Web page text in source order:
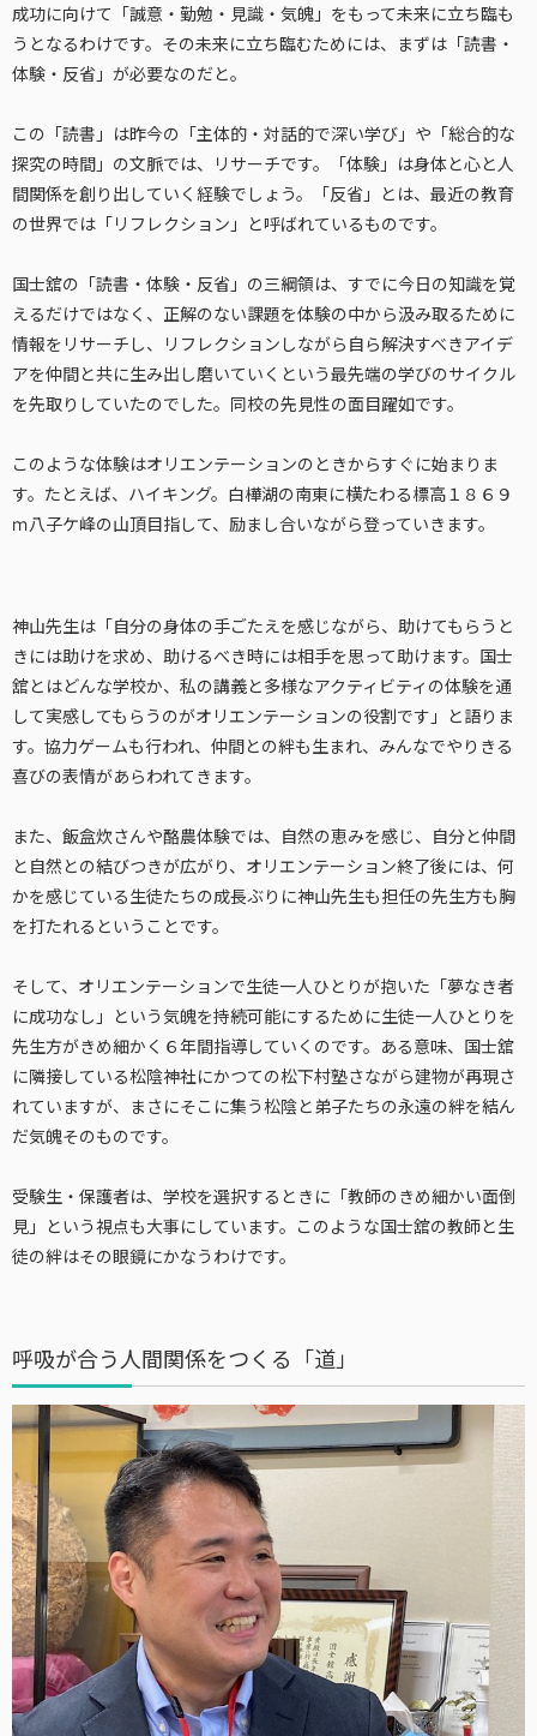
成功に向けて「誠意・勤勉・見識・気魄」をもって未来に立ち臨も
うとなるわけです。その未来に立ち臨むためには、まずは「読書・
体験・反省」が必要なのだと。
この「読書」は昨今の「主体的・対話的で深い学び」や「総合的な
探究の時間」の文脈では、リサーチです。「体験」は身体と心と人
間関係を創り出していく経験でしょう。「反省」とは、最近の教育
の世界では「リフレクション」と呼ばれているものです。
国士舘の「読書・体験・反省」の三綱領は、すでに今日の知識を覚
えるだけではなく、正解のない課題を体験の中から汲み取るために
情報をリサーチし、リフレクションしながら自ら解決すべきアイデ
アを仲間と共に生み出し磨いていくという最先端の学びのサイクル
を先取りしていたのでした。同校の先見性の面目躍如です。
このような体験はオリエンテーションのときからすぐに始まりま
す。たとえば、ハイキング。白樺湖の南東に横たわる標高１８６９
ｍ八子ケ峰の山頂目指して、励まし合いながら登っていきます。
神山先生は「自分の身体の手ごたえを感じながら、助けてもらうと
きには助けを求め、助けるべき時には相手を思って助けます。国士
舘とはどんな学校か、私の講義と多様なアクティビティの体験を通
して実感してもらうのがオリエンテーションの役割です」と語りま
す。協力ゲームも行われ、仲間との絆も生まれ、みんなでやりきる
喜びの表情があらわれてきます。
また、飯盒炊さんや酪農体験では、自然の恵みを感じ、自分と仲間
と自然との結びつきが広がり、オリエンテーション終了後には、何
かを感じている生徒たちの成長ぶりに神山先生も担任の先生方も胸
を打たれるということです。
そして、オリエンテーションで生徒一人ひとりが抱いた「夢なき者
に成功なし」という気魄を持続可能にするために生徒一人ひとりを
先生方がきめ細かく６年間指導していくのです。ある意味、国士舘
に隣接している松陰神社にかつての松下村塾さながら建物が再現さ
れていますが、まさにそこに集う松陰と弟子たちの永遠の絆を結ん
だ気魄そのものです。
受験生・保護者は、学校を選択するときに「教師のきめ細かい面倒
見」という視点も大事にしています。このような国士舘の教師と生
徒の絆はその眼鏡にかなうわけです。
呼吸が合う人間関係をつくる「道」